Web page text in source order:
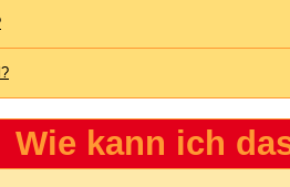
Wie kann ich